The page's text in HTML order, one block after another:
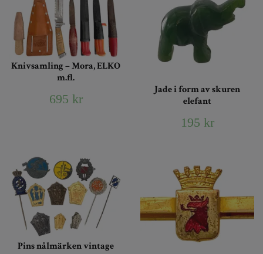
Knivsamling – Mora, ELKO
m.fl.
695 kr
Jade i form av skuren
elefant
195 kr
Pins nålmärken vintage